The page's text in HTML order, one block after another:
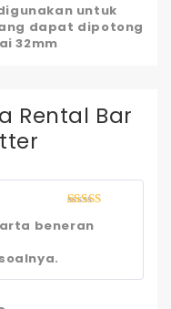
untuk
dapat dipotong
32mm
Rental Bar
beneran